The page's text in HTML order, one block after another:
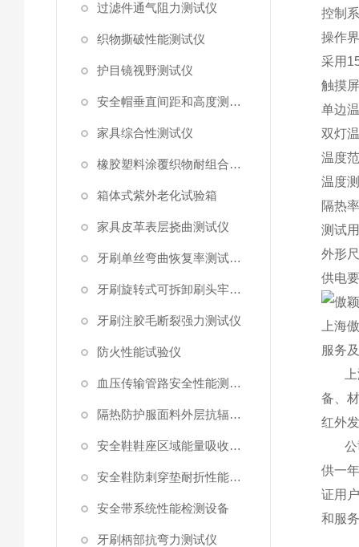
过滤件通气阻力测试仪
织物撕破性能测试仪
护目镜视野测试仪
安全帽垂直间距和高度测量仪
家具综合性测试仪
橡胶塑料涂覆织物耐组合剪切曲挠磨擦测定仪
箱体式紫外老化试验箱
家具皮革表层挠曲测试仪
牙刷单丝弯曲恢复率测试工装
牙刷旋转式可拆卸刷头牢固度测试仪
牙刷注胶毛断裂强力测试仪
防火性能试验仪
血压传输管路安全性能测试仪
隔热防护服面料外层抗辐射渗透性能测试仪
安全鞋鞋座区域能量吸收测试仪
安全鞋防刺穿垫耐折性能测试仪
安全带系统性能检测设备
牙刷柄部抗弯力测试仪
控制
操作
采用
触摸
单边
双灯
温度
温度
隔热
测试
外形
供电
上海
服务
上海
备、
红外
公司
供一
证用
和服